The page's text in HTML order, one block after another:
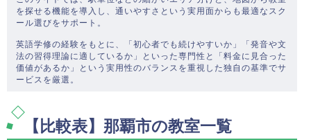
を探せる機能を導入し、通いやすさという実用面からも最適なスク
ール選びをサポート。
英語学修の経験をもとに、「初心者でも続けやすいか」「発音や文
法の習得理論に適しているか」といった専門性と「料金に見合った
価値があるか」という実用性のバランスを重視した独自の基準でサ
ービスを厳選。
【比較表】那覇市の教室一覧